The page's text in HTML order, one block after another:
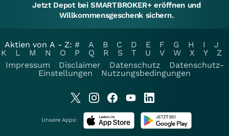
Jetzt Depot bei SMARTBROKER+ eröffnen und
Willkommensgeschenk sichern.
Aktien von A - Z: # A B C D E F G H I
J
K
L M N O P Q R S T U V W X Y
Z
Impressum
Disclaimer Datenschutz
Datenschutz-
Einstellungen
Nutzungsbedingungen
Unsere Apps: